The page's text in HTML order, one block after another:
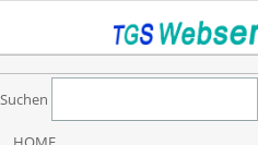
Suchen